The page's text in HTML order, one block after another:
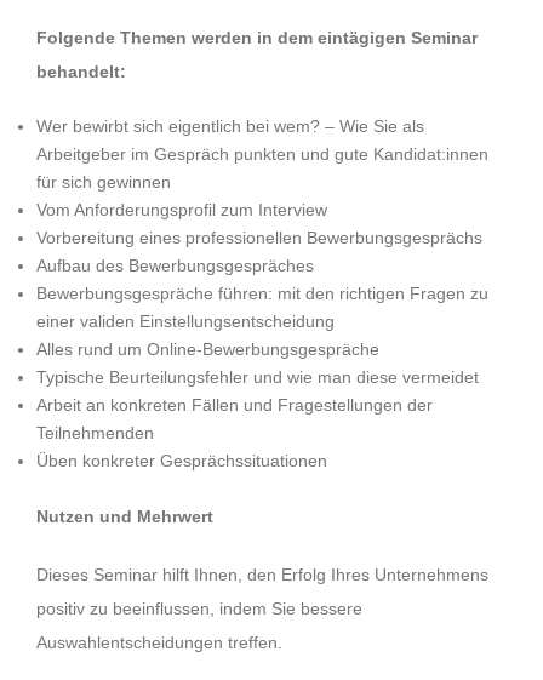
Folgende Themen werden in dem eintägigen Seminar
behandelt:
Wer bewirbt sich eigentlich bei wem? – Wie Sie als
Arbeitgeber im Gespräch punkten und gute Kandidat:innen
für sich gewinnen
Vom Anforderungsprofil zum Interview
Vorbereitung eines professionellen Bewerbungsgesprächs
Aufbau des Bewerbungsgespräches
Bewerbungsgespräche führen: mit den richtigen Fragen zu
einer validen Einstellungsentscheidung
Alles rund um Online-Bewerbungsgespräche
Typische Beurteilungsfehler und wie man diese vermeidet
Arbeit an konkreten Fällen und Fragestellungen der
Teilnehmenden
Üben konkreter Gesprächssituationen
Nutzen und Mehrwert
Dieses Seminar hilft Ihnen, den Erfolg Ihres Unternehmens
positiv zu beeinflussen, indem Sie bessere
Auswahlentscheidungen treffen.